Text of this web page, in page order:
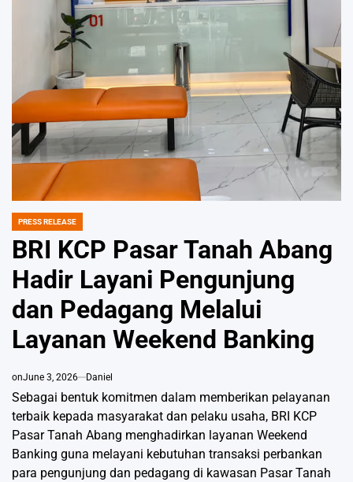
POSTED
IN
PRESS RELEASE
BRI KCP Pasar Tanah Abang
Hadir Layani Pengunjung
dan Pedagang Melalui
Layanan Weekend Banking
onJune 3, 2026 Daniel
Sebagai bentuk komitmen dalam memberikan pelayanan
terbaik kepada masyarakat dan pelaku usaha, BRI KCP
Pasar Tanah Abang menghadirkan layanan Weekend
Banking guna melayani kebutuhan transaksi perbankan
para pengunjung dan pedagang di kawasan Pasar Tanah